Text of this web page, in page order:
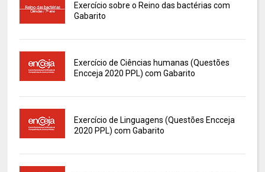
Exercício sobre o Reino das bactérias com
Gabarito
Exercício de Ciências humanas (Questões
Encceja 2020 PPL) com Gabarito
Exercício de Linguagens (Questões Encceja
2020 PPL) com Gabarito